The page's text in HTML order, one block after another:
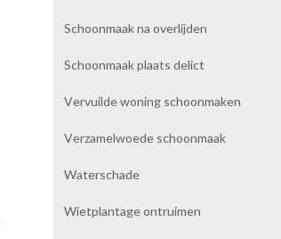
Schoonmaak na overlijden
Schoonmaak plaats delict
Vervuilde woning schoonmaken
Verzamelwoede schoonmaak
Waterschade
Wietplantage ontruimen